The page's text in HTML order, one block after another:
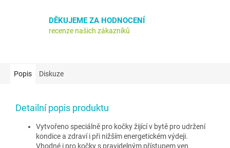
DĚKUJEME ZA HODNOCENÍ
recenze našich zákazníků
Popis Diskuze
Detailní popis produktu
Vytvořeno speciálně pro kočky žijící v bytě pro udržení
kondice a zdraví i při nižším energetickém výdeji.
Vhodné i pro kočky s pravidelným přístupem ven.